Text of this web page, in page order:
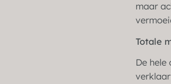
maar
Totale
De